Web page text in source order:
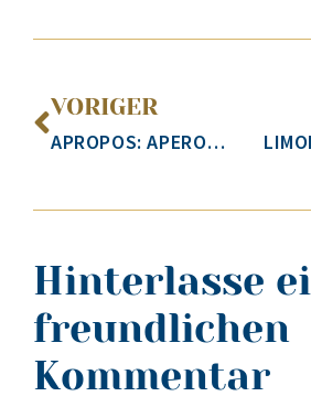
VORIGER
APROPOS: APEROL & CO!
Hinterlasse
freundlichen
Kommentar